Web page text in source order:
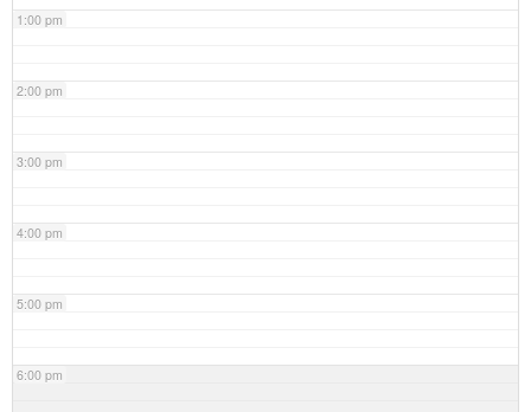
1:00 pm
2:00 pm
3:00 pm
4:00 pm
5:00 pm
6:00 pm